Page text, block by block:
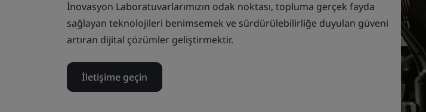
İnovasyon Laboratuvarlarımızın odak noktası, topluma gerçek fayda
sağlayan teknolojileri benimsemek ve sürdürülebilirliğe duyulan güveni
artıran dijital çözümler geliştirmektir.
İletişime geçin